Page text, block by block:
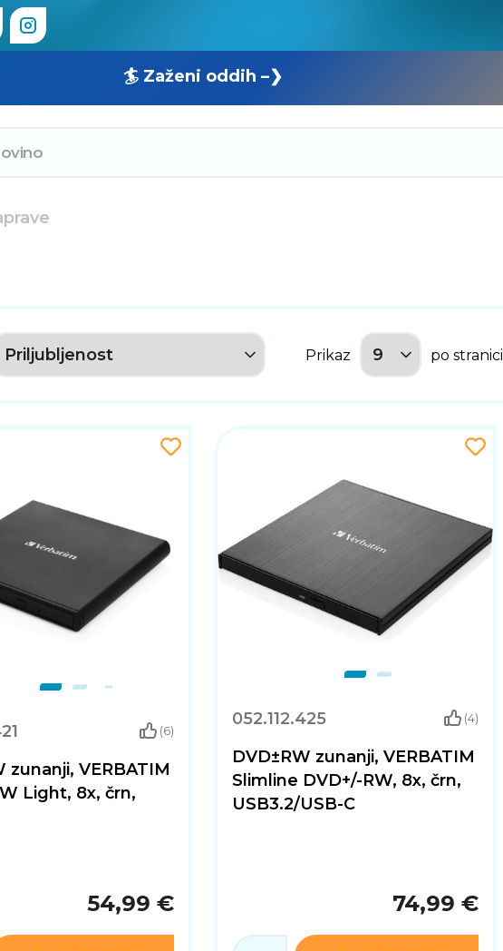
🏄 Zaženi oddih –❯
Prikaz po stranici
(6)
zunanji, VERBATIM
Light, 8x, črn,
54,99 €
052.112.425 (4)
DVD±RW zunanji, VERBATIM
Slimline DVD+/-RW, 8x, črn,
USB3.2/USB-C
74,99 €